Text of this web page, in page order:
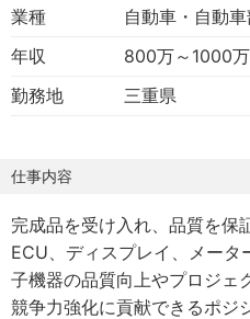
業種
自動車・自動
年収
800万～1000万
勤務地 三重県
仕事内容
完成品を受け入れ、品質を保
ECU、ディスプレイ、メー
子機器の品質向上やプロジェ
競争力強化に貢献できるポジ